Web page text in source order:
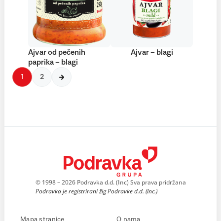
Ajvar od pečenih
paprika – blagi
Ajvar – blagi
1 2
© 1998 – 2026 Podravka d.d. (Inc) Sva prava pridržana
Podravka je registrirani žig Podravke d.d. (Inc.)
Mapa stranice O nama